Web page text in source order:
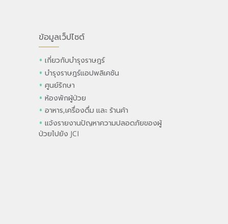
ข้อมูลเว็ปไซต์
เกี่ยวกับบำรุงราษฎร์
บำรุงราษฎร์แอปพลิเคชัน
ศูนย์รักษา
ห้องพักผู้ป่วย
อาหาร,เครื่องดื่ม และ ร้านค้า
แจ้งรายงานปัญหาความปลอดภัยของผู้
ป่วยไปยัง JCI